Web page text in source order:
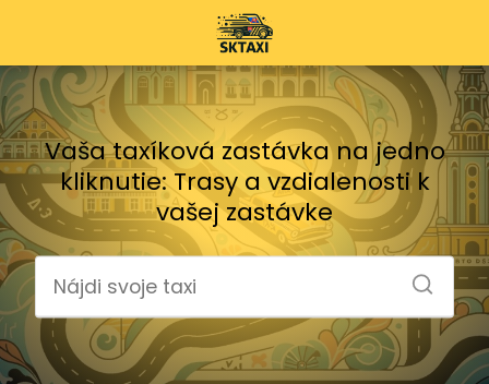
Vaša taxíková zastávka na jedno
kliknutie: Trasy a vzdialenosti k
vašej zastávke